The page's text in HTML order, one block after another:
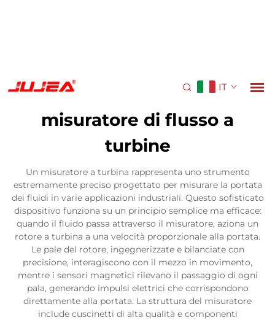
IT
misuratore di flusso a
turbine
Un misuratore a turbina rappresenta uno strumento
estremamente preciso progettato per misurare la portata
dei fluidi in varie applicazioni industriali. Questo sofisticato
dispositivo funziona su un principio semplice ma efficace:
quando il fluido passa attraverso il misuratore, aziona un
rotore a turbina a una velocità proporzionale alla portata.
Le pale del rotore, ingegnerizzate e bilanciate con
precisione, interagiscono con il mezzo in movimento,
mentre i sensori magnetici rilevano il passaggio di ogni
pala, generando impulsi elettrici che corrispondono
direttamente alla portata. La struttura del misuratore
include cuscinetti di alta qualità e componenti